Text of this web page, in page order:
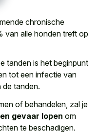
chronische
van alle honden treft op
tanden is het beginpunt
tot een infectie van
tanden.
of behandelen, zal je
gevaar lopen om
te beschadigen.